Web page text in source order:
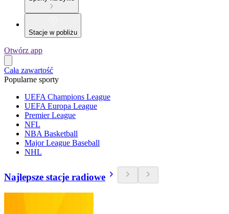
Stacje w pobliżu
Otwórz app
Cała zawartość
Popularne sporty
UEFA Champions League
UEFA Europa League
Premier League
NFL
NBA Basketball
Major League Baseball
NHL
Najlepsze stacje radiowe